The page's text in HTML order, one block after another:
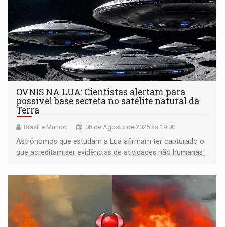
OVNIS NA LUA: Cientistas alertam para
possível base secreta no satélite natural da
Terra
Brasil e Mundo 08 de Agosto de 2026 às 19:00
Astrônomos que estudam a Lua afirmam ter capturado o
que acreditam ser evidências de atividades não humanas
órbita